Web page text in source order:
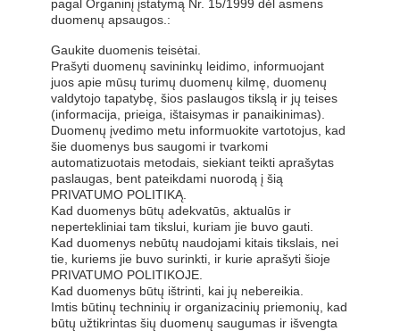
pagal Organinį įstatymą Nr. 15/1999 dėl asmens
duomenų apsaugos.:
Gaukite duomenis teisėtai.
Prašyti duomenų savininkų leidimo, informuojant
juos apie mūsų turimų duomenų kilmę, duomenų
valdytojo tapatybę, šios paslaugos tikslą ir jų teises
(informacija, prieiga, ištaisymas ir panaikinimas).
Duomenų įvedimo metu informuokite vartotojus, kad
šie duomenys bus saugomi ir tvarkomi
automatizuotais metodais, siekiant teikti aprašytas
paslaugas, bent pateikdami nuorodą į šią
PRIVATUMO POLITIKĄ.
Kad duomenys būtų adekvatūs, aktualūs ir
nepertekliniai tam tikslui, kuriam jie buvo gauti.
Kad duomenys nebūtų naudojami kitais tikslais, nei
tie, kuriems jie buvo surinkti, ir kurie aprašyti šioje
PRIVATUMO POLITIKOJE.
Kad duomenys būtų ištrinti, kai jų nebereikia.
Imtis būtinų techninių ir organizacinių priemonių, kad
būtų užtikrintas šių duomenų saugumas ir išvengta